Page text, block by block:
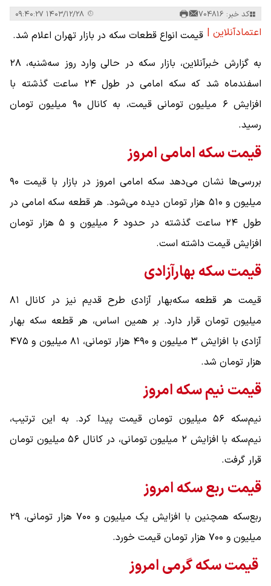
کد خبر: 704816
اعتمادآنلاین | قیمت انواع قطعات سکه در بازار تهران اعلام شد.
به گزارش خبرآنلاین، بازار سکه در حالی وارد روز سه‌شنبه، ۲۸
اسفندماه شد که سکه امامی در طول ۲۴ ساعت گذشته با
افزایش ۶ میلیون تومانی قیمت، به کانال ۹۰ میلیون تومان
رسید.
قیمت سکه امامی امروز
بررسی‌ها نشان می‌دهد سکه امامی امروز در بازار با قیمت ۹۰
میلیون و ۵۱۰ هزار تومان دیده می‌شود. هر قطعه سکه امامی در
طول ۲۴ ساعت گذشته در حدود ۶ میلیون و ۵ هزار تومان
افزایش قیمت داشته است.
قیمت سکه بهارآزادی
قیمت هر قطعه سکه‌بهار آزادی طرح قدیم نیز در کانال ۸۱
میلیون تومان قرار دارد. بر همین اساس، هر قطعه سکه بهار
آزادی با افزایش ۳ میلیون و ۴۹۰ هزار تومانی، ۸۱ میلیون و ۴۷۵
هزار تومان شد.
قیمت نیم سکه امروز
نیم‌سکه ۵۶ میلیون تومان قیمت پیدا کرد. به این ترتیب،
نیم‌سکه با افزایش ۲ میلیون تومانی، در کانال ۵۶ میلیون تومان
قرار گرفت.
قیمت ربع سکه امروز
ربع‌سکه همچنین با افزایش یک میلیون و ۷۰۰ هزار تومانی، ۲۹
میلیون و ۷۰۰ هزار تومان قیمت خورد.
قیمت سکه گرمی امروز